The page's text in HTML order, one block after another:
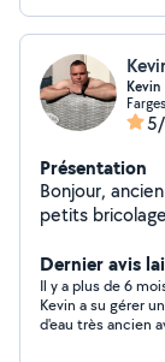
Kevin
Présentation
Bonjour,
petits
Dernier avis
Il y a plus de 6
Kevin a su gérer
d'eau très ancien